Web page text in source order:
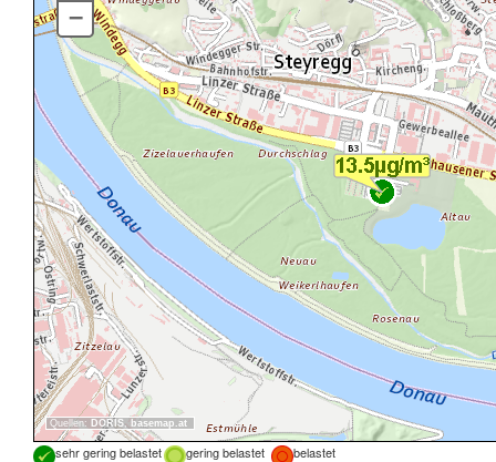
Quellen: DORIS, basemap.at
–
sehr gering belastet gering belastet
belastet